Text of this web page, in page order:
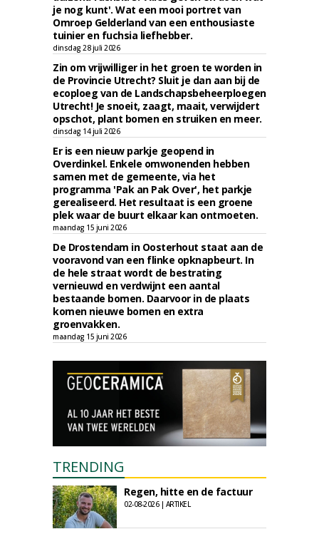
je nog kunt'. Wat een mooi portret van
Omroep Gelderland van een enthousiaste
tuinier en fuchsia liefhebber.
dinsdag 28 juli 2026
Zin om vrijwilliger in het groen te worden in
de Provincie Utrecht? Sluit je dan aan bij de
ecoploeg van de Landschapsbeheerploegen
Utrecht! Je snoeit, zaagt, maait, verwijdert
opschot, plant bomen en struiken en meer.
dinsdag 14 juli 2026
Er is een nieuw parkje geopend in
Overdinkel. Enkele omwonenden hebben
samen met de gemeente, via het
programma 'Pak an Pak Over', het parkje
gerealiseerd. Het resultaat is een groene
plek waar de buurt elkaar kan ontmoeten.
maandag 15 juni 2026
De Drostendam in Oosterhout staat aan de
vooravond van een flinke opknapbeurt. In
de hele straat wordt de bestrating
vernieuwd en verdwijnt een aantal
bestaande bomen. Daarvoor in de plaats
komen nieuwe bomen en extra
groenvakken.
maandag 15 juni 2026
TRENDING
Regen, hitte en de factuur
02-08-2026 | ARTIKEL